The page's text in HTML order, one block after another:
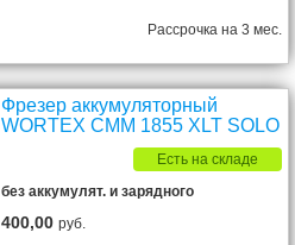
Рассрочка на 3 мес.
Фрезер аккумуляторный
WORTEX CMM 1855 XLT SOLO
Есть на складе
без аккумулят. и зарядного
400,00руб.